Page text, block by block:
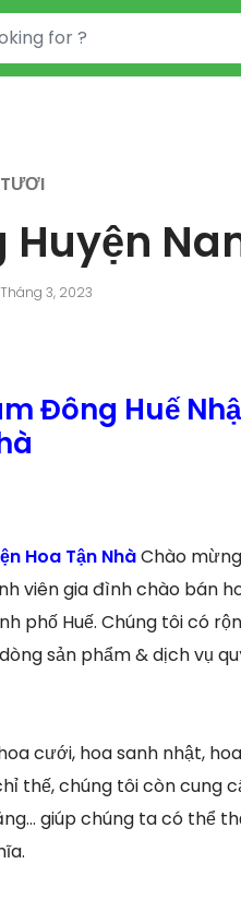
Tháng 3, 2023
Đông Huế
Hoa Tận NhàChào
viên gia đình chào bán
phố Huế. Chúng tôi có
sản phẩm & dịch vụ
cưới, hoa sanh nhật,
thế, chúng tôi còn cung
giúp chúng ta có thể